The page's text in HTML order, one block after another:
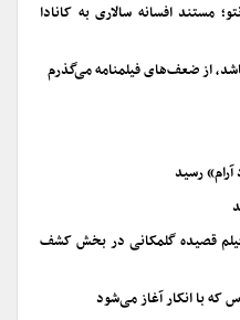
مستند افسانه سالاری به کانادا
از ضعف‌های فیلمنامه می‌گذرم
آرام» رسید
فیلم قصیده گلمکانی در بخش کشف
که با انکار آغاز می‌شود